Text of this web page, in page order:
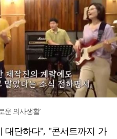
운 의사생활’
대단하다", "콘서트까지 가